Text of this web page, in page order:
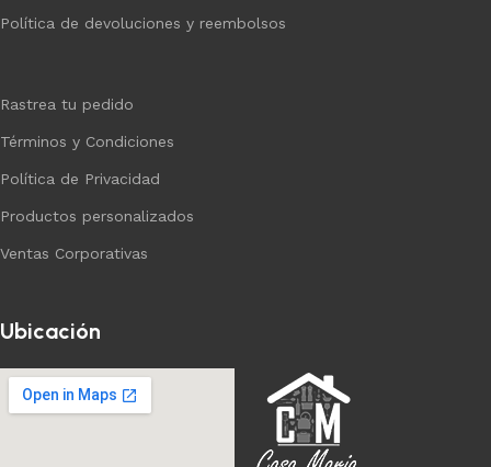
Política de devoluciones y reembolsos
Rastrea tu pedido
Términos y Condiciones
Política de Privacidad
Productos personalizados
Ventas Corporativas
Ubicación